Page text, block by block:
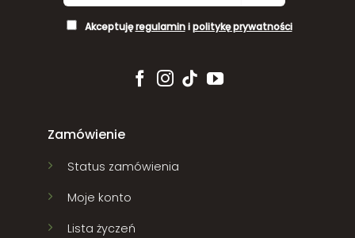
Akceptujęregulaminipolitykę prywatności
Zamówienie
Status zamówienia
Moje konto
Lista życzeń